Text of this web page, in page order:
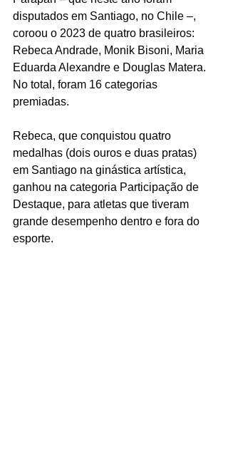
disputados em Santiago, no Chile –,
coroou o 2023 de quatro brasileiros:
Rebeca Andrade, Monik Bisoni, Maria
Eduarda Alexandre e Douglas Matera.
No total, foram 16 categorias
premiadas.
Rebeca, que conquistou quatro
medalhas (dois ouros e duas pratas)
em Santiago na ginástica artística,
ganhou na categoria Participação de
Destaque, para atletas que tiveram
grande desempenho dentro e fora do
esporte.